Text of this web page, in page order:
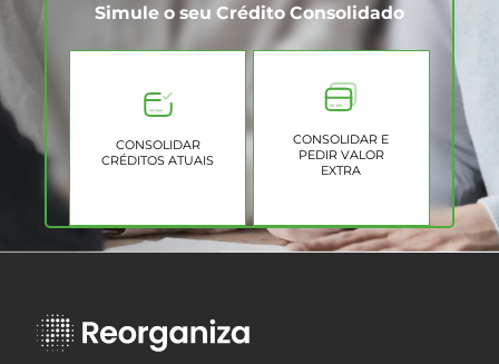
Simule o seu Crédito Consolidado
CONSOLIDAR
CRÉDITOS ATUAIS
CONSOLIDAR E
PEDIR VALOR
EXTRA